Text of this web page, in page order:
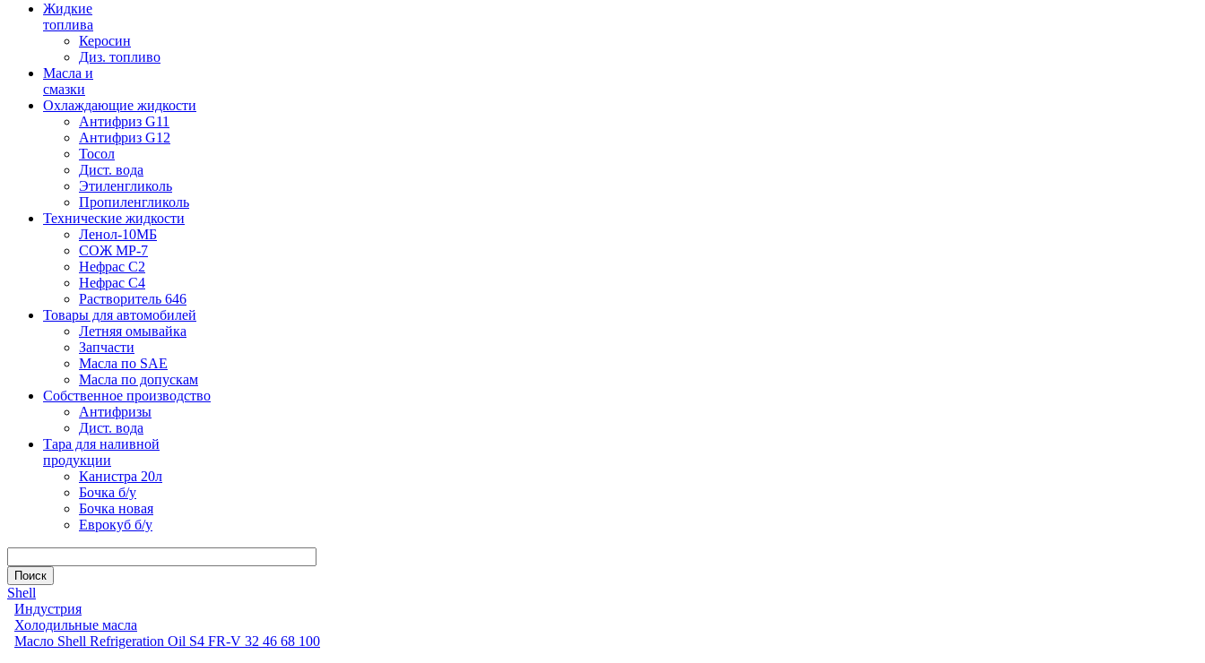
Жидкие
топлива
Керосин
Диз. топливо
Масла и
смазки
Охлаждающие жидкости
Антифриз G11
Антифриз G12
Тосол
Дист. вода
Этиленгликоль
Пропиленгликоль
Технические жидкости
Ленол-10МБ
СОЖ МР-7
Нефрас С2
Нефрас С4
Растворитель 646
Товары для автомобилей
Летняя омывайка
Запчасти
Масла по SAE
Масла по допускам
Собственное производство
Антифризы
Дист. вода
Тара для наливной
продукции
Канистра 20л
Бочка б/у
Бочка новая
Еврокуб б/у
Shell
Индустрия
Холодильные масла
Масло Shell Refrigeration Oil S4 FR-V 32 46 68 100